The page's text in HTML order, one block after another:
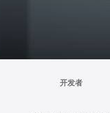
开发者